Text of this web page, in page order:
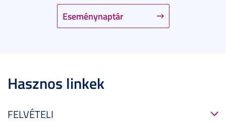
Eseménynaptár
Hasznos linkek
FELVÉTELI